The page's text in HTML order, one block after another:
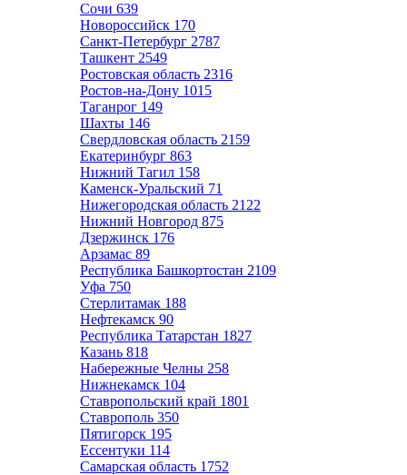
Сочи 639
Новороссийск 170
Санкт-Петербург 2787
Ташкент 2549
Ростовская область 2316
Ростов-на-Дону 1015
Таганрог 149
Шахты 146
Свердловская область 2159
Екатеринбург 863
Нижний Тагил 158
Каменск-Уральский 71
Нижегородская область 2122
Нижний Новгород 875
Дзержинск 176
Арзамас 89
Республика Башкортостан 2109
Уфа 750
Стерлитамак 188
Нефтекамск 90
Республика Татарстан 1827
Казань 818
Набережные Челны 258
Нижнекамск 104
Ставропольский край 1801
Ставрополь 350
Пятигорск 195
Ессентуки 114
Самарская область 1752